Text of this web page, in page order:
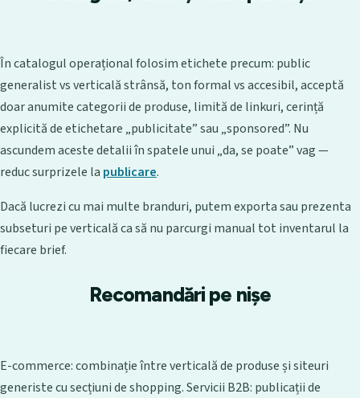
În catalogul operațional folosim etichete precum: public
generalist vs verticală strânsă, ton formal vs accesibil, acceptă
doar anumite categorii de produse, limită de linkuri, cerință
explicită de etichetare „publicitate” sau „sponsored”. Nu
ascundem aceste detalii în spatele unui „da, se poate” vag —
reduc surprizele la publicare.
Dacă lucrezi cu mai multe branduri, putem exporta sau prezenta
subseturi pe verticală ca să nu parcurgi manual tot inventarul la
fiecare brief.
Recomandări pe nișe
E-commerce: combinație între verticală de produse și siteuri
generiste cu secțiuni de shopping. Servicii B2B: publicații de